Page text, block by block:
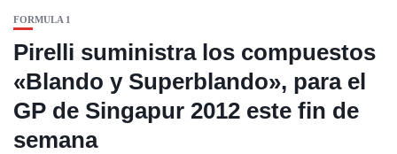
FORMULA 1
Pirelli suministra los compuestos
«Blando y Superblando», para el
GP de Singapur 2012 este fin de
semana